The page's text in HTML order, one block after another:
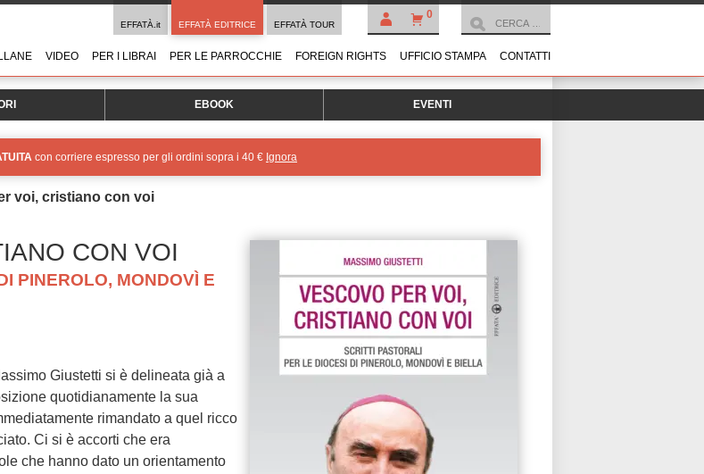
0
EFFATÀ.it EFFATÀ EDITRICE EFFATÀ TOUR
VIDEO PER I LIBRAI PER LE PARROCCHIE FOREIGN RIGHTS UFFICIO STAMPA CONTATTI
EBOOK EVENTI
con corriere espresso per gli ordini sopra i 40 € Ignora
voi, cristiano con voi
CON VOI
PINEROLO, MONDOVÌ E
Giustetti si è delineata già a
quotidianamente la sua
rimandato a quel ricco
Ci si è accorti che era
che hanno dato un orientamento